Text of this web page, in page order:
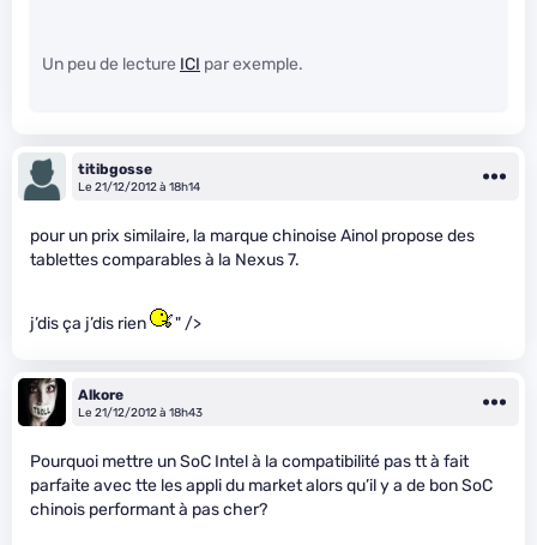
Un peu de lecture ICI par exemple.
titibgosse
Le 21/12/2012 à 18h14
pour un prix similaire, la marque chinoise Ainol propose des
tablettes comparables à la Nexus 7.
j’dis ça j’dis rien " />
Alkore
Le 21/12/2012 à 18h43
Pourquoi mettre un SoC Intel à la compatibilité pas tt à fait
parfaite avec tte les appli du market alors qu’il y a de bon SoC
chinois performant à pas cher?